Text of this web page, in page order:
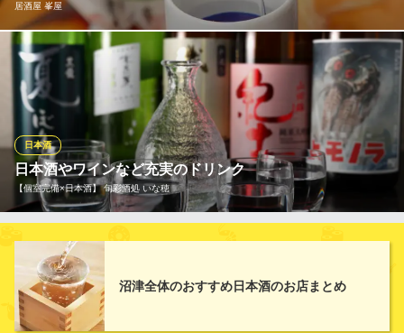
居酒屋 峯屋
富士山や南アルプスに囲まれた静岡の清らかな名水を活かした地
酒をご用意しております。日本酒愛好家の中でも人気を博す清水
の『臥竜梅(三和酒造)』、由比の『正由紀(神沢川酒造場)』、藤枝
の『喜久酔(青島酒造)』など銘酒ぞろい。鮮魚の味を引き立てる辛
口の静岡地酒と旬魚のお刺身は好相性です。ご一緒にどうぞ！
居酒屋 峯屋
旬を彩る創作和食居酒屋
ＪＲ沼津駅 徒歩4分
日本酒やワインなど充実のドリンク
【個室完備×日本酒】 旬彩酒処 いな穂
日本酒
ビールやハイボール、プレミアムサワー、チューハイ、ワイン、
カクテル、焼酎など、さまざまなお酒を取り揃えております。地
酒を中心に厳選された日本酒は常時30種類以上、その他のお酒は6
0種類以上ございますので、その日の気分や好み、料理と合わせて
お選びください。特に日本酒は季節毎にこだわって仕入れていま
沼津全体のおすすめ日本酒のお店まとめ